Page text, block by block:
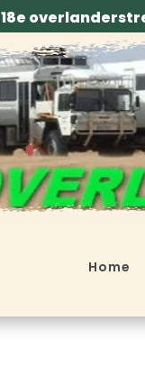
18e
Home